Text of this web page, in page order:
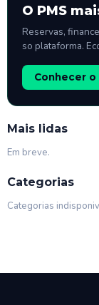
O PMS
Reservas,
so plataforma.
Conhecer
Mais lidas
Em breve.
Categorias
Categorias